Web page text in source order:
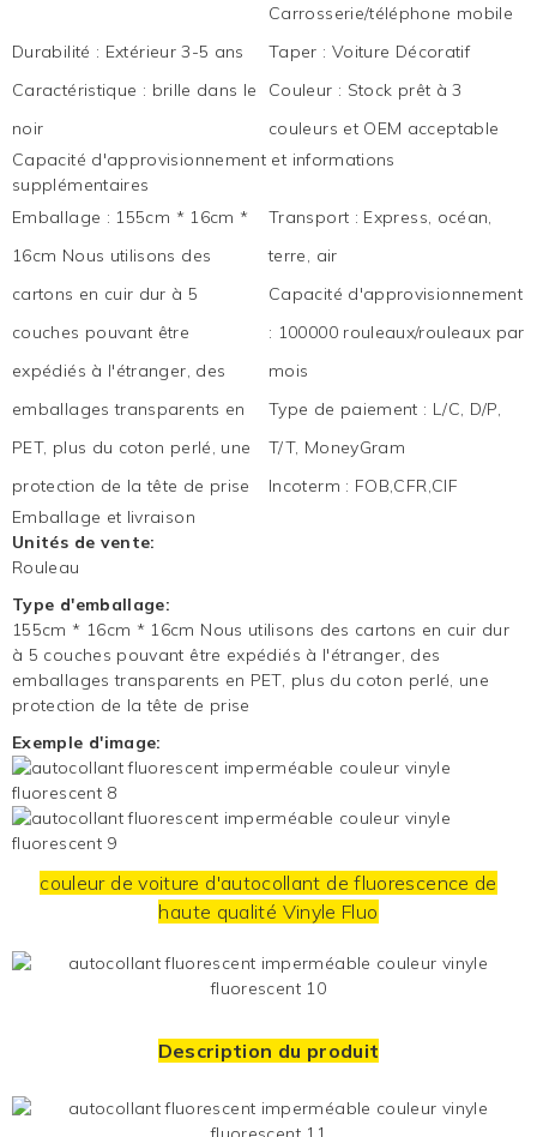
Carrosserie/téléphone mobile
Durabilité : Extérieur 3-5 ans Taper : Voiture Décoratif
Caractéristique : brille dans le
noir
Couleur : Stock prêt à 3
couleurs et OEM acceptable
Capacité d'approvisionnement et informations
supplémentaires
Emballage : 155cm * 16cm *
16cm Nous utilisons des
cartons en cuir dur à 5
couches pouvant être
expédiés à l'étranger, des
emballages transparents en
PET, plus du coton perlé, une
protection de la tête de prise
Transport : Express, océan,
terre, air
Capacité d'approvisionnement
: 100000 rouleaux/rouleaux par
mois
Type de paiement : L/C, D/P,
T/T, MoneyGram
Incoterm : FOB,CFR,CIF
Emballage et livraison
Unités de vente:
Rouleau
Type d'emballage:
155cm * 16cm * 16cm Nous utilisons des cartons en cuir dur
à 5 couches pouvant être expédiés à l'étranger, des
emballages transparents en PET, plus du coton perlé, une
protection de la tête de prise
Exemple d'image:
couleur de voiture d'autocollant de fluorescence de
haute qualité Vinyle Fluo
Description du produit